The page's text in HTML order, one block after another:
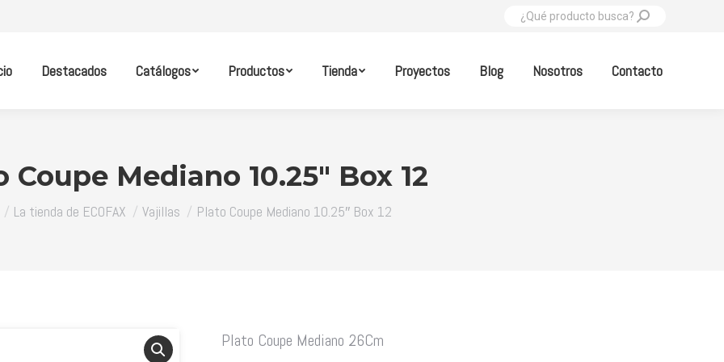
Buscar:
Destacados Catálogos Productos Tienda Proyectos Blog Nosotros Contacto
Coupe Mediano 10.25″ Box 12
aquí:
La tienda de ECOFAX Vajillas Plato Coupe Mediano 10.25″ Box 12
Plato Coupe Mediano 26Cm